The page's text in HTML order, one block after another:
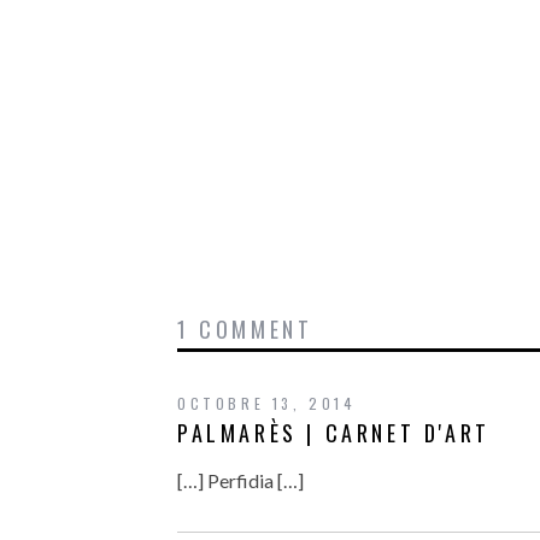
1 COMMENT
OCTOBRE 13, 2014
PALMARÈS | CARNET D'ART
[…] Perfidia […]